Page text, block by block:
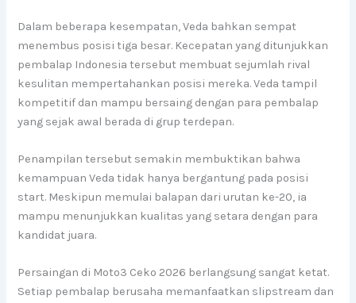
Dalam beberapa kesempatan, Veda bahkan sempat
menembus posisi tiga besar. Kecepatan yang ditunjukkan
pembalap Indonesia tersebut membuat sejumlah rival
kesulitan mempertahankan posisi mereka. Veda tampil
kompetitif dan mampu bersaing dengan para pembalap
yang sejak awal berada di grup terdepan.
Penampilan tersebut semakin membuktikan bahwa
kemampuan Veda tidak hanya bergantung pada posisi
start. Meskipun memulai balapan dari urutan ke-20, ia
mampu menunjukkan kualitas yang setara dengan para
kandidat juara.
Persaingan di Moto3 Ceko 2026 berlangsung sangat ketat.
Setiap pembalap berusaha memanfaatkan slipstream dan